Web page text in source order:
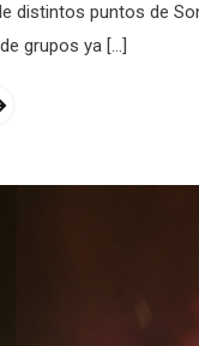
distintos puntos de
grupos ya […]